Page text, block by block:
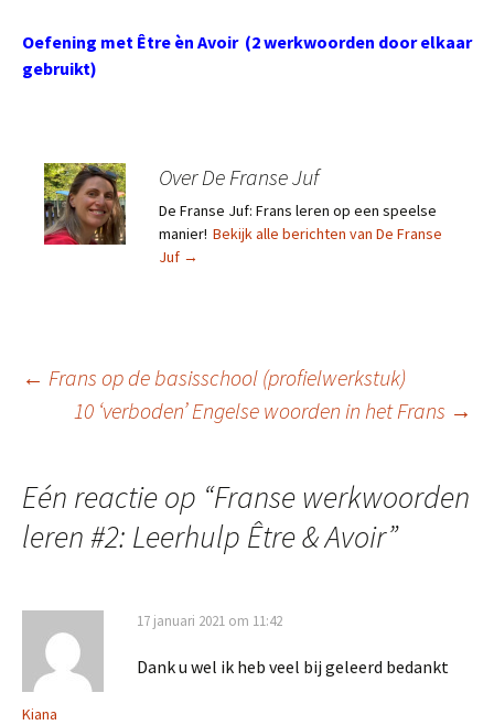
Oefening met Être èn Avoir (2 werkwoorden door elkaar
gebruikt)
Over De Franse Juf
De Franse Juf: Frans leren op een speelse
manier! Bekijk alle berichten van De Franse
Juf →
Berichtnavigatie
← Frans op de basisschool (profielwerkstuk)
10 ‘verboden’ Engelse woorden in het Frans →
Eén reactie op “Franse werkwoorden
leren #2: Leerhulp Être & Avoir”
Kiana
17 januari 2021 om 11:42
Dank u wel ik heb veel bij geleerd bedankt